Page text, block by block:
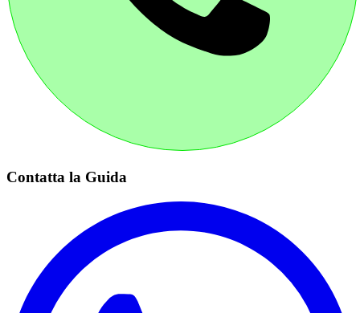
Contatta la Guida